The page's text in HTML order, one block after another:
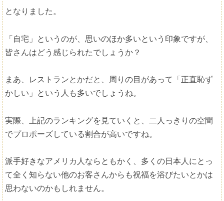
となりました。
「自宅」というのが、思いのほか多いという印象ですが、
皆さんはどう感じられたでしょうか？
まあ、レストランとかだと、周りの目があって「正直恥ず
かしい」という人も多いでしょうね。
実際、上記のランキングを見ていくと、二人っきりの空間
でプロポーズしている割合が高いですね。
派手好きなアメリカ人ならともかく、多くの日本人にとっ
て全く知らない他のお客さんからも祝福を浴びたいとかは
思わないのかもしれません。